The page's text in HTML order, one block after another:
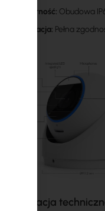
Odporność: Obudowa
Integracja: Pełna
Specyfikacja